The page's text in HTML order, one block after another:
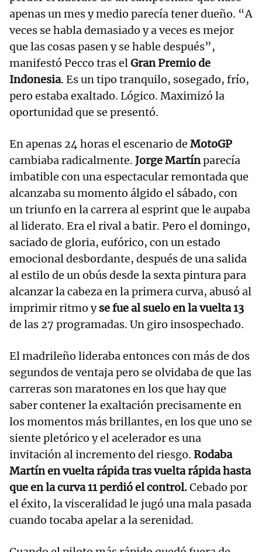
apenas un mes y medio parecía tener dueño. “A
veces se habla demasiado y a veces es mejor
que las cosas pasen y se hable después”,
manifestó Pecco tras elGran Premio de
Indonesia. Es un tipo tranquilo, sosegado, frío,
pero estaba exaltado. Lógico. Maximizó la
oportunidad que se presentó.
En apenas 24 horas el escenario de MotoGP
cambiaba radicalmente. Jorge Martínparecía
imbatible con una espectacular remontada que
alcanzaba su momento álgido el sábado, con
un triunfo en la carrera al esprint que le aupaba
al liderato. Era el rival a batir. Pero el domingo,
saciado de gloria, eufórico, con un estado
emocional desbordante, después de una salida
al estilo de un obús desde la sexta pintura para
alcanzar la cabeza en la primera curva, abusó al
imprimir ritmo yse fue al suelo en la vuelta 13
de las 27 programadas. Un giro insospechado.
El madrileño lideraba entonces con más de dos
segundos de ventaja pero se olvidaba de que las
carreras son maratones en los que hay que
saber contener la exaltación precisamente en
los momentos más brillantes, en los que uno se
siente pletórico y el acelerador es una
invitación al incremento del riesgo. Rodaba
Martín en vuelta rápida tras vuelta rápida hasta
que en la curva 11 perdió el control.Cebado por
el éxito, la visceralidad le jugó una mala pasada
cuando tocaba apelar a la serenidad.